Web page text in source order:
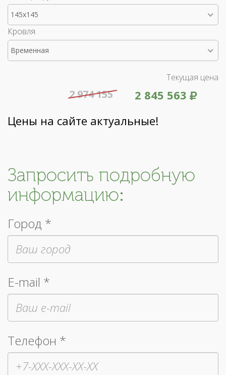
145x145
Кровля
Временная
Текущая цена
2 845 563
2 974 155
Цены на сайте актуальные!
Запросить подробную
информацию:
Город *
E-mail *
Телефон *